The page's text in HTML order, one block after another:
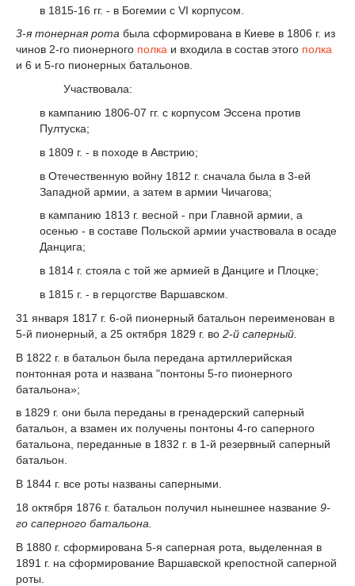
в 1815-16 гг. - в Богемии с VI корпусом.
3-я тонерная рота была сформирована в Киеве в 1806 г. из
чинов 2-го пионерного полка и входила в состав этого полка
и 6 и 5-го пионерных батальонов.
Участвовала:
в кампанию 1806-07 гг. с корпусом Эссена против
Пултуска;
в 1809 г. - в походе в Австрию;
в Отечественную войну 1812 г. сначала была в 3-ей
Западной армии, а затем в армии Чичагова;
в кампанию 1813 г. весной - при Главной армии, а
осенью - в составе Польской армии участвовала в осаде
Данцига;
в 1814 г. стояла с той же армией в Данциге и Плоцке;
в 1815 г. - в герцогстве Варшавском.
31 января 1817 г. 6-ой пионерный батальон переименован в
5-й пионерный, а 25 октября 1829 г. во 2-й саперный.
В 1822 г. в батальон была передана артиллерийская
понтонная рота и названа "понтоны 5-го пионерного
батальона»;
в 1829 г. они была переданы в гренадерский саперный
батальон, а взамен их получены понтоны 4-го саперного
батальона, переданные в 1832 г. в 1-й резервный саперный
батальон.
В 1844 г. все роты названы саперными.
18 октября 1876 г. батальон получил нынешнее название 9-
го саперного батальона.
В 1880 г. сформирована 5-я саперная рота, выделенная в
1891 г. на сформирование Варшавской крепостной саперной
роты.